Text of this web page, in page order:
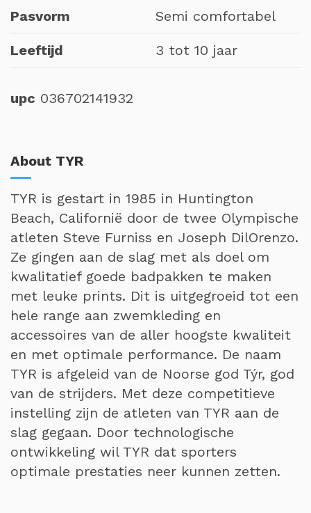
Pasvorm Semi comfortabel
Leeftijd 3 tot 10 jaar
upc 036702141932
About TYR
TYR is gestart in 1985 in Huntington
Beach, Californië door de twee Olympische
atleten Steve Furniss en Joseph DilOrenzo.
Ze gingen aan de slag met als doel om
kwalitatief goede badpakken te maken
met leuke prints. Dit is uitgegroeid tot een
hele range aan zwemkleding en
accessoires van de aller hoogste kwaliteit
en met optimale performance. De naam
TYR is afgeleid van de Noorse god Týr, god
van de strijders. Met deze competitieve
instelling zijn de atleten van TYR aan de
slag gegaan. Door technologische
ontwikkeling wil TYR dat sporters
optimale prestaties neer kunnen zetten.